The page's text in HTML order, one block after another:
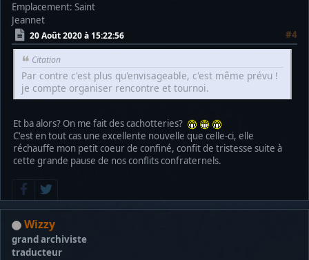
Emplacement: Saint
Jeannet
20 Août 2020 à 15:22:56 #4
Citation
Par contre c'est plus qu'envisageable, c'est même prévu !
je compte organiser rencontre et tournoi.
Et ba alors? On me fait des cachotteries?
C'est en tout cas une excellente nouvelle que celle-ci, elle
réchauffe mon petit coeur de confiné, confit de tristesse suite à
cette grande pause de nos conflits confraternels.
Wizzy
grand archiviste
traducteur